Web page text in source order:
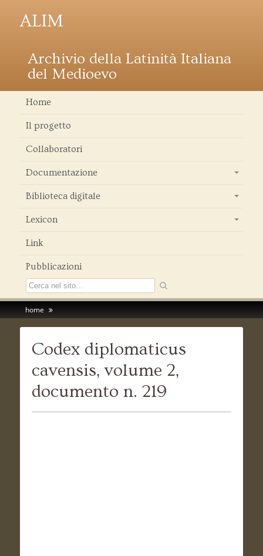
ALIM
Archivio della Latinità Italiana
del Medioevo
Home
Il progetto
Collaboratori
Documentazione
Biblioteca digitale
Lexicon
Link
Pubblicazioni
home
Codex diplomaticus
cavensis, volume 2,
documento n. 219